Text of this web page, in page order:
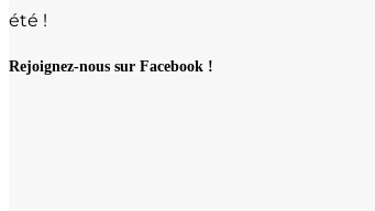
été !
Rejoignez-nous sur Facebook !